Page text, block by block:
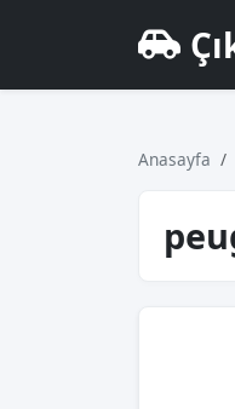
Anasayfa